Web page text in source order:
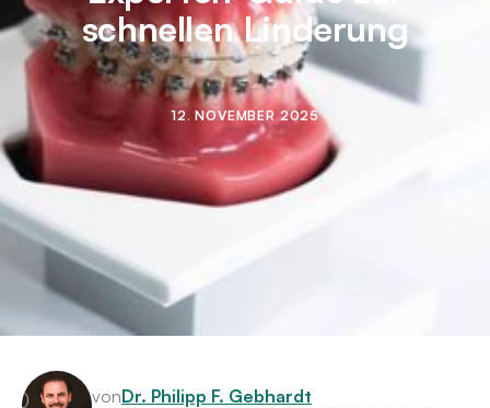
schnellen Linderung
12. NOVEMBER 2025
vonDr. Philipp F. Gebhardt